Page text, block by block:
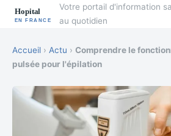
Votre portail d'information
au quotidien
Accueil › Actu › Comprendre le
pulsée pour l'épilation